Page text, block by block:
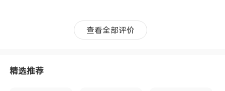
查看全部评价
精选推荐